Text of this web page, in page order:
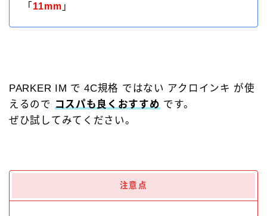
「 11mm 」
PARKER IM で 4C規格 ではない アクロインキ が使
えるので コスパも良くおすすめ です。
ぜひ試してみてください。
注意点